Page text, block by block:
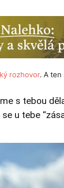
rozhovor. A ten
s tebou
u tebe